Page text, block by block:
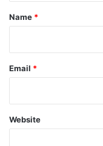
*
Name *
Email *
Website